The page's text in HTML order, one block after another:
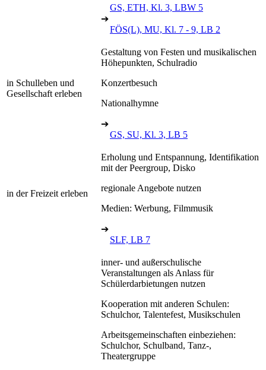
GS, ETH, Kl. 3, LBW 5
➔
FÖS(L), MU, Kl. 7 - 9, LB 2
in Schulleben und
Gesellschaft erleben
Gestaltung von Festen und musikalischen
Höhepunkten, Schulradio
Konzertbesuch
Nationalhymne
➔
GS, SU, Kl. 3, LB 5
in der Freizeit erleben
Erholung und Entspannung, Identifikation
mit der Peergroup, Disko
regionale Angebote nutzen
Medien: Werbung, Filmmusik
➔
SLF, LB 7
inner- und außerschulische
Veranstaltungen als Anlass für
Schülerdarbietungen nutzen
Kooperation mit anderen Schulen:
Schulchor, Talentefest, Musikschulen
Arbeitsgemeinschaften einbeziehen:
Schulchor, Schulband, Tanz-,
Theatergruppe